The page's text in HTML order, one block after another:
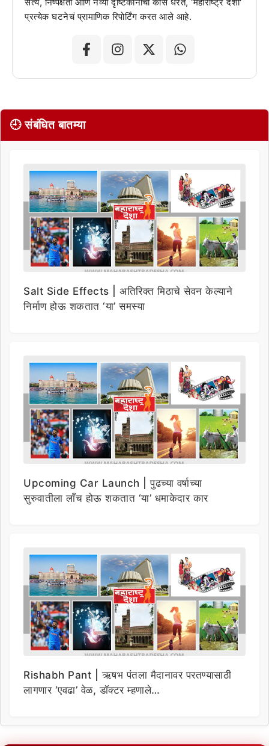
प्रत्येक घटनेचं प्रामाणिक रिपोर्टिंग करत आले आहे.
🕘 संबंधित बातम्या
Salt Side Effects | अतिरिक्त मिठाचे सेवन केल्याने
निर्माण होऊ शकतात ‘या’ समस्या
Upcoming Car Launch | पुढच्या वर्षाच्या
सुरुवातीला लाँच होऊ शकतात ‘या’ धमाकेदार कार
Rishabh Pant | ऋषभ पंतला मैदानावर परतण्यासाठी
लागणार ‘एवढा’ वेळ, डॉक्टर म्हणाले…